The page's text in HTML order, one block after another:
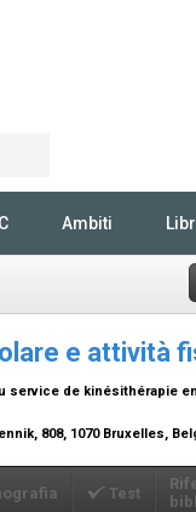
Ambiti
e attività
service de kinésithérapie
808, 1070 Bruxelles,
Test